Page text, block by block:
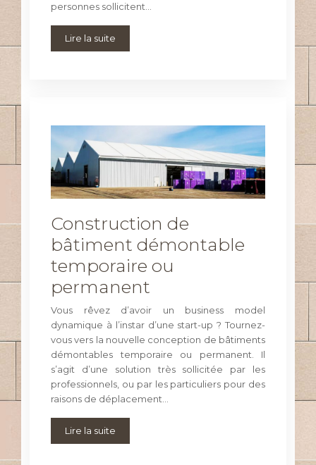
personnes sollicitent…
Lire la suite
Construction de
bâtiment démontable
temporaire ou
permanent
Vous rêvez d’avoir un business model
dynamique à l’instar d’une start-up ? Tournez-
vous vers la nouvelle conception de bâtiments
démontables temporaire ou permanent. Il
s’agit d’une solution très sollicitée par les
professionnels, ou par les particuliers pour des
raisons de déplacement…
Lire la suite